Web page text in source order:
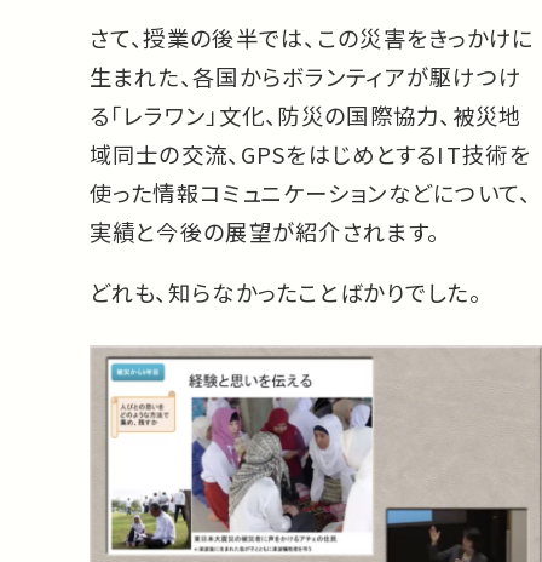
さて、授業の後半では、この災害をきっかけに
生まれた、各国からボランティアが駆けつけ
る「レラワン」文化、防災の国際協力、被災地
域同士の交流、GPSをはじめとするIT技術を
使った情報コミュニケーションなどについて、
実績と今後の展望が紹介されます。
どれも、知らなかったことばかりでした。